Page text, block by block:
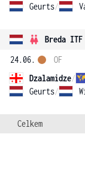
Geurts/
Breda ITF
24.06.
Dzalamidze/
Geurts/
OF
Celkem